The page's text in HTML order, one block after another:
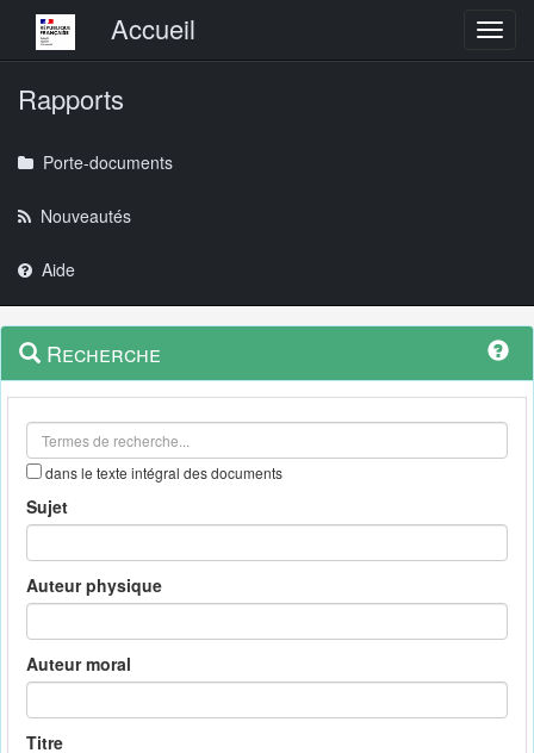
Menu principalAccueil
Rapports
Porte-documents
Nouveautés
Aide
Navigation
outils
Menu
contextuel
Recherche
dans le texte intégral des documents
Sujet
Auteur physique
Auteur moral
Titre